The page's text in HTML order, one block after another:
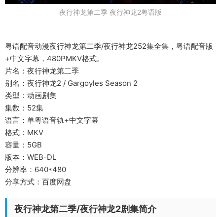
夜行神龙第二季 夜行神龙2粤语版
粤语配音动漫夜行神龙第二季/夜行神龙252集全集，粤语配音版
+中文字幕，480PMKV格式。
片名：夜行神龙第二季
别名：夜行神龙2 / Gargoyles Season 2
类型：动画剧集
集数：52集
语言：单粤语音轨+中文字幕
格式：MKV
容量：5GB
版本：WEB-DL
分辨率：640*480
分享方式：百度网盘
夜行神龙第二季/夜行神龙2剧集简介